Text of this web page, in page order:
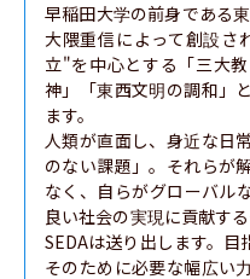
早稲田大学の前身である
大隈重信によって創設さ
立"を中心とする「三大
神」「東西文明の調和」
ます。
人類が直面し、身近な日
のない課題」。それらが
なく、自らがグローバル
良い社会の実現に貢献す
SEDAは送り出します。目
そのために必要な幅広い